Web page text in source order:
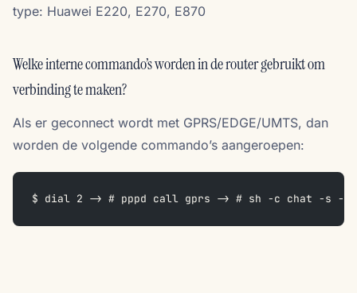
type: Huawei E220, E270, E870
Welke interne commando’s worden in de router gebruikt om
verbinding te maken?
Als er geconnect wordt met GPRS/EDGE/UMTS, dan
worden de volgende commando’s aangeroepen:
$ dial 2 -> # pppd call gprs -> # sh -c chat -s -